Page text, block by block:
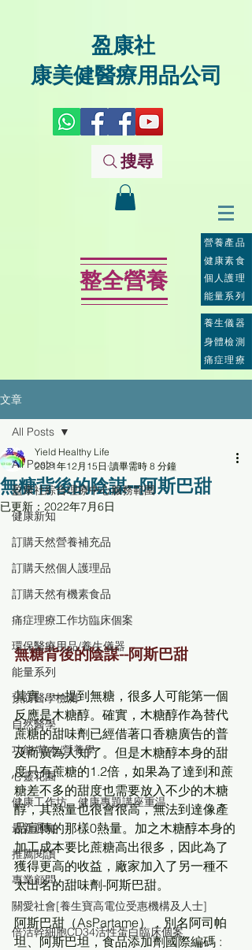
盈康社
康美健醫療用品公司
搜尋
整全營養
營養產品
個人護理
能量系列
健康素食
養生儀器
身體檢測
痛症理療
文章
All Posts
盈康社綜合理療中心服務範圍
健康新知
訂購天然營養補充品
訂購天然個人護理品
訂購天然有機素食品
痛症理療工作坊臨床個案
環保醫療用品/養生儀器
能量系列
預防醫學檢測
自然醫學
功能/草本/營養學
心靈花園
健康工作坊、健康專題講座重温
最新通知
推薦閱讀
專業顧問
關愛社會[養生寶高電位受惠機構及人士]
倍活幹細胞CD34活性蛋白臨床個案
All Posts
無糖背後的陰謀--阿斯巴甜
Yield Healthy Life
2021年12月15日 讀畢需時 8 分鐘
已更新： 2022年7月6日
無糖背後的陰謀--阿斯巴甜
其實，一提到無糖，很多人可能第一個
反應是木糖醇。確實，木糖醇作為替代
蔗糖的甜味劑已經借著口香糖廣告的普
及而廣為人知了。但是木糖醇本身的甜
度只有蔗糖的1.2倍，如果為了達到和蔗
糖差不多的甜度也需要放入不少的木糖
醇，其熱量也很會很高，無法到達像產
品宣傳的那樣0熱量。加之木糖醇本身的
加工成本要比蔗糖高出很多，因此為了
獲得更高的收益，廠家加入了另一種不
太出名的甜味劑-阿斯巴甜。
阿斯巴甜（AsPartame），別名阿司帕
坦、阿斯巴坦，食品添加劑國際編碼 :